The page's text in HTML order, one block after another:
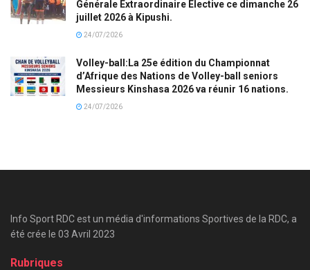
Générale Extraordinaire Elective ce dimanche 26
juillet 2026 à Kipushi.
24/07/2026
Volley-ball:La 25e édition du Championnat
d’Afrique des Nations de Volley-ball seniors
Messieurs Kinshasa 2026 va réunir 16 nations.
24/07/2026
Info Sport RDC est un média d'informations Sportives de la RDC, a
été crée le 03 Avril 2023
Rubriques